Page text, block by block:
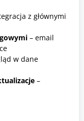
z głównymi
– email
w dane
–